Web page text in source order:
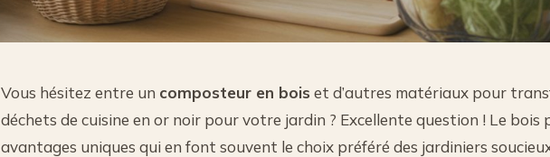
Vous hésitez entre un composteur en bois et d’autres matériaux pour
déchets de cuisine en or noir pour votre jardin ? Excellente question ! Le bois
avantages uniques qui en font souvent le choix préféré des jardiniers